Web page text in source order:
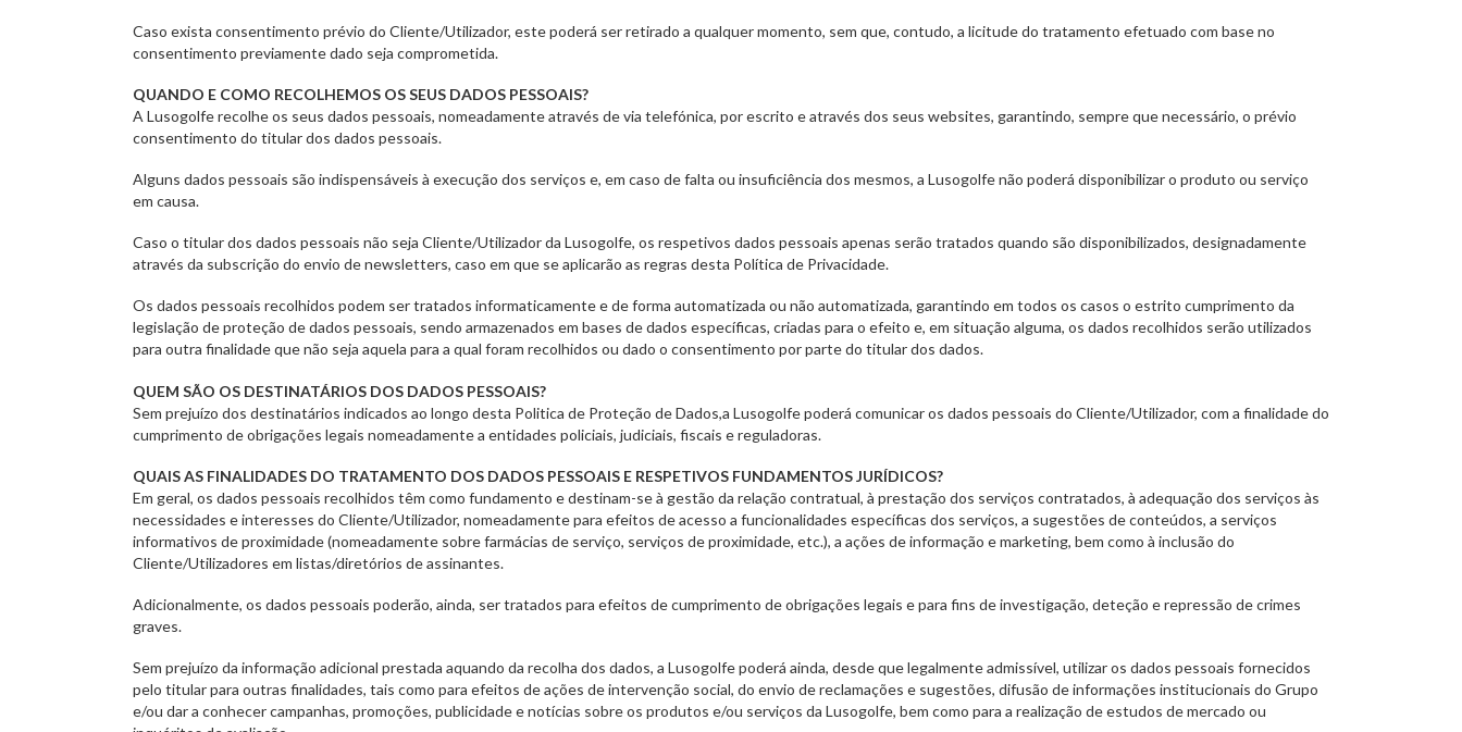
Caso exista consentimento prévio do Cliente/Utilizador, este poderá ser retirado a qualquer momento, sem que, contudo, a licitude do tratamento efetuado com base no
consentimento previamente dado seja comprometida.
QUANDO E COMO RECOLHEMOS OS SEUS DADOS PESSOAIS?
A Lusogolfe recolhe os seus dados pessoais, nomeadamente através de via telefónica, por escrito e através dos seus websites, garantindo, sempre que necessário, o prévio
consentimento do titular dos dados pessoais.
Alguns dados pessoais são indispensáveis à execução dos serviços e, em caso de falta ou insuficiência dos mesmos, a Lusogolfe não poderá disponibilizar o produto ou serviço
em causa.
Caso o titular dos dados pessoais não seja Cliente/Utilizador da Lusogolfe, os respetivos dados pessoais apenas serão tratados quando são disponibilizados, designadamente
através da subscrição do envio de newsletters, caso em que se aplicarão as regras desta Política de Privacidade.
Os dados pessoais recolhidos podem ser tratados informaticamente e de forma automatizada ou não automatizada, garantindo em todos os casos o estrito cumprimento da
legislação de proteção de dados pessoais, sendo armazenados em bases de dados específicas, criadas para o efeito e, em situação alguma, os dados recolhidos serão utilizados
para outra finalidade que não seja aquela para a qual foram recolhidos ou dado o consentimento por parte do titular dos dados.
QUEM SÃO OS DESTINATÁRIOS DOS DADOS PESSOAIS?
Sem prejuízo dos destinatários indicados ao longo desta Politica de Proteção de Dados,a Lusogolfe poderá comunicar os dados pessoais do Cliente/Utilizador, com a finalidade do
cumprimento de obrigações legais nomeadamente a entidades policiais, judiciais, fiscais e reguladoras.
QUAIS AS FINALIDADES DO TRATAMENTO DOS DADOS PESSOAIS E RESPETIVOS FUNDAMENTOS JURÍDICOS?
Em geral, os dados pessoais recolhidos têm como fundamento e destinam-se à gestão da relação contratual, à prestação dos serviços contratados, à adequação dos serviços às
necessidades e interesses do Cliente/Utilizador, nomeadamente para efeitos de acesso a funcionalidades específicas dos serviços, a sugestões de conteúdos, a serviços
informativos de proximidade (nomeadamente sobre farmácias de serviço, serviços de proximidade, etc.), a ações de informação e marketing, bem como à inclusão do
Cliente/Utilizadores em listas/diretórios de assinantes.
Adicionalmente, os dados pessoais poderão, ainda, ser tratados para efeitos de cumprimento de obrigações legais e para fins de investigação, deteção e repressão de crimes
graves.
Sem prejuízo da informação adicional prestada aquando da recolha dos dados, a Lusogolfe poderá ainda, desde que legalmente admissível, utilizar os dados pessoais fornecidos
pelo titular para outras finalidades, tais como para efeitos de ações de intervenção social, do envio de reclamações e sugestões, difusão de informações institucionais do Grupo
e/ou dar a conhecer campanhas, promoções, publicidade e notícias sobre os produtos e/ou serviços da Lusogolfe, bem como para a realização de estudos de mercado ou